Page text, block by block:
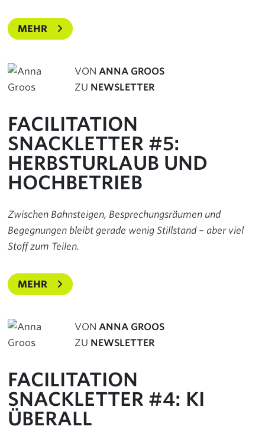
MEHR
VON ANNA GROOS
ZU NEWSLETTER
FACILITATION
SNACKLETTER #5:
HERBSTURLAUB UND
HOCHBETRIEB
Zwischen Bahnsteigen, Besprechungsräumen und
Begegnungen bleibt gerade wenig Stillstand – aber viel
Stoff zum Teilen.
MEHR
VON ANNA GROOS
ZU NEWSLETTER
FACILITATION
SNACKLETTER #4: KI
ÜBERALL